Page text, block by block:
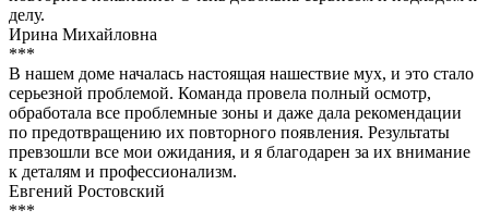
делу.
Ирина Михайловна
***
В нашем доме началась настоящая нашествие мух, и это стало
серьезной проблемой. Команда провела полный осмотр,
обработала все проблемные зоны и даже дала рекомендации
по предотвращению их повторного появления. Результаты
превзошли все мои ожидания, и я благодарен за их внимание
к деталям и профессионализм.
Евгений Ростовский
***